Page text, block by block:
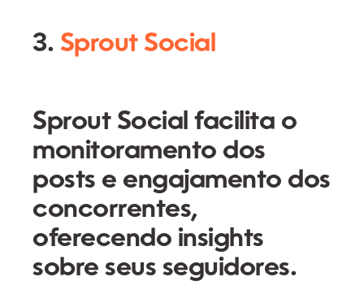
3. Sprout Social
Sprout Social facilita o
monitoramento dos
posts e engajamento dos
concorrentes,
oferecendo insights
sobre seus seguidores.